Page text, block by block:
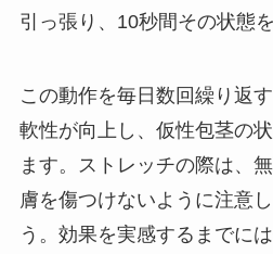
引っ張り、10秒間その状態
この動作を毎日数回繰り返
軟性が向上し、仮性包茎の
ます。ストレッチの際は、
膚を傷つけないように注意
う。効果を実感するまでに